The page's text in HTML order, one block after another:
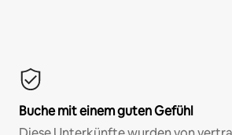
Buche mit einem guten Gefühl